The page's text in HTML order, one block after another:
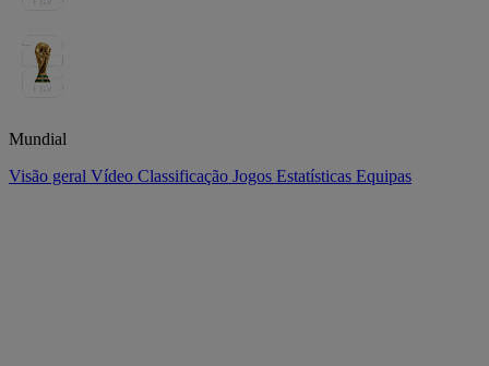
Mundial
Visão geral Vídeo Classificação Jogos Estatísticas Equipas